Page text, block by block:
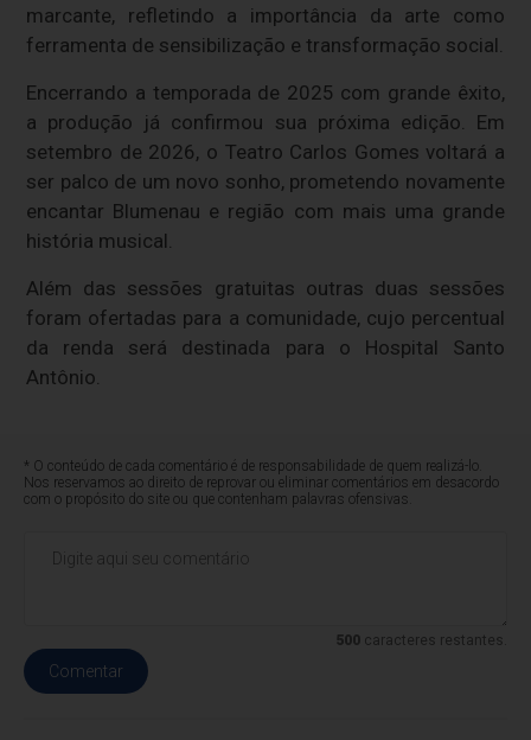
marcante, refletindo a importância da arte como
ferramenta de sensibilização e transformação social.
Encerrando a temporada de 2025 com grande êxito,
a produção já confirmou sua próxima edição. Em
setembro de 2026, o Teatro Carlos Gomes voltará a
ser palco de um novo sonho, prometendo novamente
encantar Blumenau e região com mais uma grande
história musical.
Além das sessões gratuitas outras duas sessões
foram ofertadas para a comunidade, cujo percentual
da renda será destinada para o Hospital Santo
Antônio.
* O conteúdo de cada comentário é de responsabilidade de quem realizá-lo.
Nos reservamos ao direito de reprovar ou eliminar comentários em desacordo
com o propósito do site ou que contenham palavras ofensivas.
500caracteres restantes.
Comentar